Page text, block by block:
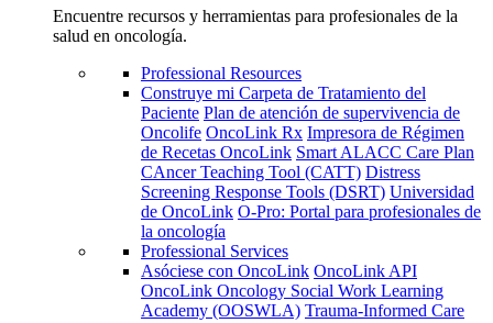
Encuentre recursos y herramientas para profesionales de la
salud en oncología.
Professional Resources
Construye mi Carpeta de Tratamiento del
Paciente Plan de atención de supervivencia de
Oncolife OncoLink Rx Impresora de Régimen
de Recetas OncoLink Smart ALACC Care Plan
CAncer Teaching Tool (CATT) Distress
Screening Response Tools (DSRT) Universidad
de OncoLink O-Pro: Portal para profesionales de
la oncología
Professional Services
Asóciese con OncoLink OncoLink API
OncoLink Oncology Social Work Learning
Academy (OOSWLA) Trauma-Informed Care